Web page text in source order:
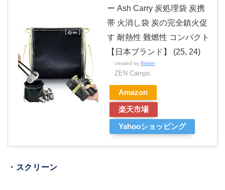
ー Ash Carry 炭処理袋 炭携
帯 火消し袋 炭の完全鎮火促
す 耐熱性 難燃性 コンパクト
【日本ブランド】 (25, 24)
created by Rinker
ZEN Camps
Amazon
楽天市場
Yahooショッピング
・スクリーン